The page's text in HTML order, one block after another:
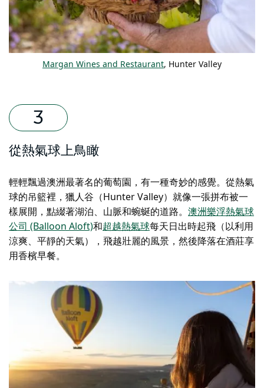
Margan Wines and Restaurant, Hunter Valley
從熱氣球上鳥瞰
輕輕飄過澳洲最著名的葡萄園，有一種奇妙的感覺。從熱氣
球的吊籃裡，獵人谷（Hunter Valley）就像一張拼布被一
樣展開，點綴著湖泊、山脈和蜿蜒的道路。 澳洲樂浮熱氣球
公司 (Balloon Aloft)和超越熱氣球每天日出時起飛（以利用
涼爽、平靜的天氣），飛越壯麗的風景，然後降落在酒莊享
用香檳早餐。